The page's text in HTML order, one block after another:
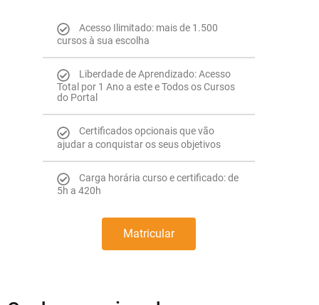
Acesso Ilimitado: mais de 1.500
cursos à sua escolha
Liberdade de Aprendizado: Acesso
Total por 1 Ano a este e Todos os Cursos
do Portal
Certificados opcionais que vão
ajudar a conquistar os seus objetivos
Carga horária curso e certificado: de
5h a 420h
Matricular